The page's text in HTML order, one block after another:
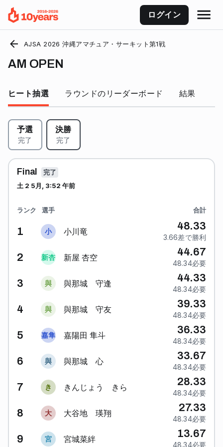
ログイン
AJSA 2026 沖縄アマチュア・サーキット第1戦
AM OPEN
ヒート抽選 ラウンドのリーダーボード 結果
予選
完了
決勝
完了
Final
完了
土 2 5月, 3:52 午前
ランク 選手 合計
1 小 小川竜 48.33
3.66差で勝利
2 新杏 新屋 杏空 44.67
48.34必要
3 與 與那城 守逢 44.33
48.34必要
4 與 與那城 守友 39.33
48.34必要
5 嘉隼 嘉陽田 隼斗 36.33
48.34必要
6 與 與那城 心 33.67
48.34必要
7 き きんじょう きら 28.33
48.34必要
8 大 大谷地 瑛翔 27.33
48.34必要
9 宮 宮城菜絆 13.67
48.34必要